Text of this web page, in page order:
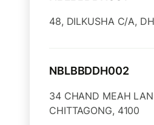
48, DILKUSHA C/A,
NBLBBDDH002
34 CHAND MEAH
CHITTAGONG, 4100